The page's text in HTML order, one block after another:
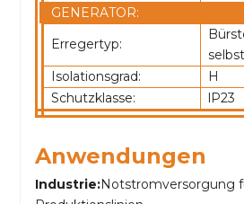
GENERATOR:
Erregertyp:
Isolationsgrad:
H
Schutzklasse:
lP23
Anwendungen
Industrie:Notstromversorgung